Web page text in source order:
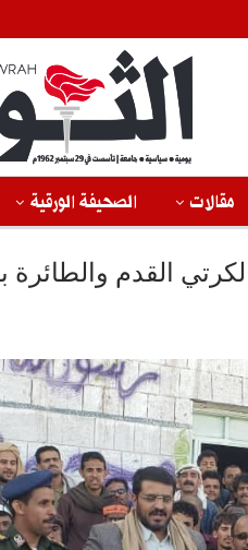
مقالات الصحيفة الورقية
القدم والطائرة